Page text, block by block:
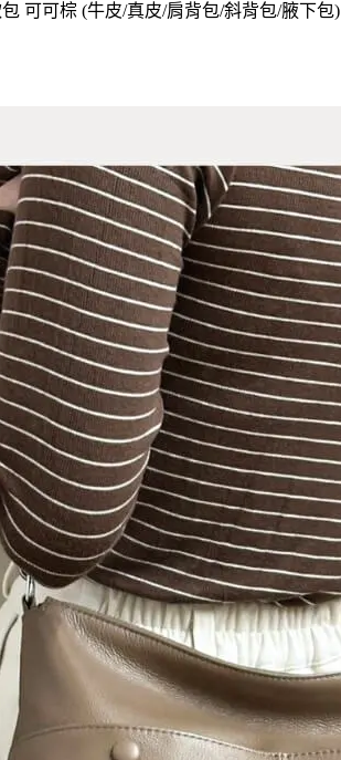
可可棕 (牛皮/真皮/肩背包/斜背包/腋下包)